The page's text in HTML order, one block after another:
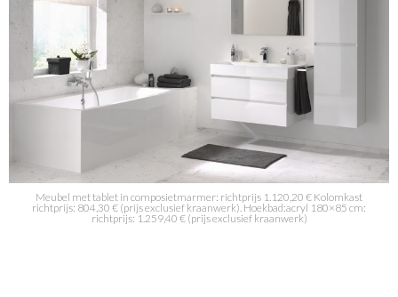
Meubel met tablet in composietmarmer: richtprijs 1.120,20 € Kolomkast
richtprijs: 804,30 € (prijs exclusief kraanwerk). Hoekbad:acryl 180×85 cm:
richtprijs: 1.259,40 € (prijs exclusief kraanwerk)